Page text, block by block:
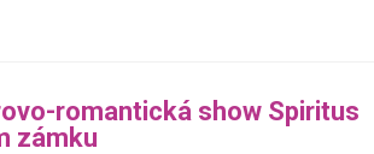
romantická show Spiritus
zámku